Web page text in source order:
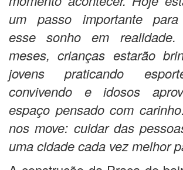
um passo importante para
esse sonho em
meses, crianças estarão
jovens praticando
convivendo e idosos
espaço pensado com
nos move: cuidar das
uma cidade cada vez melhor